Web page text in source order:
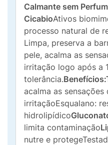
Calmante sem
CicabioAtivos
processo natural de
Limpa, preserva a
pele, acalma as
irritação logo após a
tolerância.Benefícios:
acalma as
irritaçãoEsqualano:
hidrolipídico
limita contaminação
nutre e